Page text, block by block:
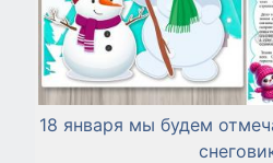
18 января мы будем